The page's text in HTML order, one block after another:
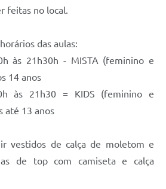
feitas no local.
das aulas:
às 21h30h - MISTA (feminino e
14 anos
às 21h30 = KIDS (feminino e
até 13 anos
vestidos de calça de moletom e
de top com camiseta e calça